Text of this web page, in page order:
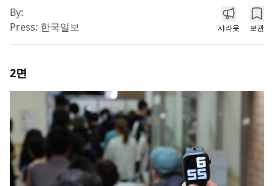
By:
Press: 한국일보 샤라웃 보관
2면